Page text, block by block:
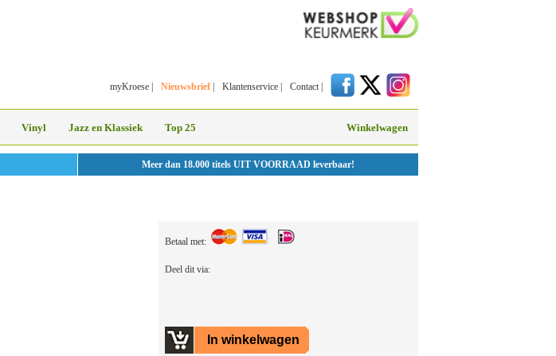
myKroese Nieuwsbrief Klantenservice Contact
Vinyl Jazz en Klassiek Top 25 Winkelwagen
Meer dan 18.000 titels UIT VOORRAAD leverbaar!
Betaal met:
Deel dit via: